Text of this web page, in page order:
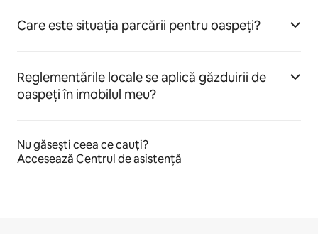
Care este situația parcării pentru oaspeți?
Reglementările locale se aplică găzduirii de
oaspeți în imobilul meu?
Nu găsești ceea ce cauți?
Accesează Centrul de asistență